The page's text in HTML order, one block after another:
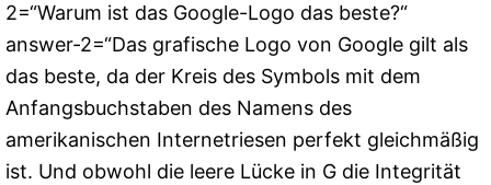
2=“Warum ist das Google-Logo das beste?“
answer-2=“Das grafische Logo von Google gilt als
das beste, da der Kreis des Symbols mit dem
Anfangsbuchstaben des Namens des
amerikanischen Internetriesen perfekt gleichmäßig
ist. Und obwohl die leere Lücke in G die Integrität